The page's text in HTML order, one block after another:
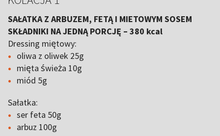
SAŁATKA Z ARBUZEM, FETĄ I MIETOWYM SOSEM
SKŁADNIKI NA JEDNĄ PORCJĘ – 380 kcal
Dressing miętowy:
oliwa z oliwek 25g
mięta świeża 10g
miód 5g
Sałatka:
ser feta 50g
arbuz 100g